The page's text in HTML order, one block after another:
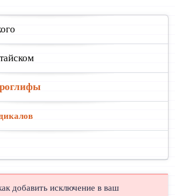
добавить исключение в ваш